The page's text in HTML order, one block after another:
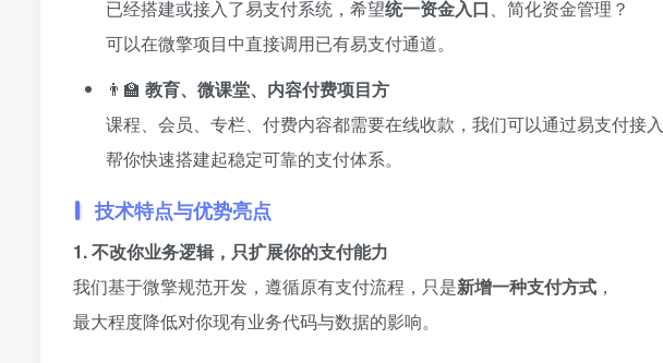
已经搭建或接入了易支付系统，希望统一资金入口、简化资金管理？
可以在微擎项目中直接调用已有易支付通道。
👨‍🏫 教育、微课堂、内容付费项目方
课程、会员、专栏、付费内容都需要在线收款，我们可以通过易支付接入
帮你快速搭建起稳定可靠的支付体系。
技术特点与优势亮点
1. 不改你业务逻辑，只扩展你的支付能力
我们基于微擎规范开发，遵循原有支付流程，只是新增一种支付方式 ，
最大程度降低对你现有业务代码与数据的影响。